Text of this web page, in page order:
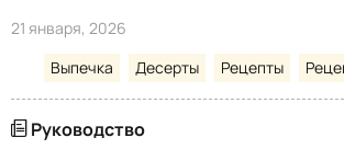
21 января, 2026
Выпечка
Десерты Рецепты
Руководство